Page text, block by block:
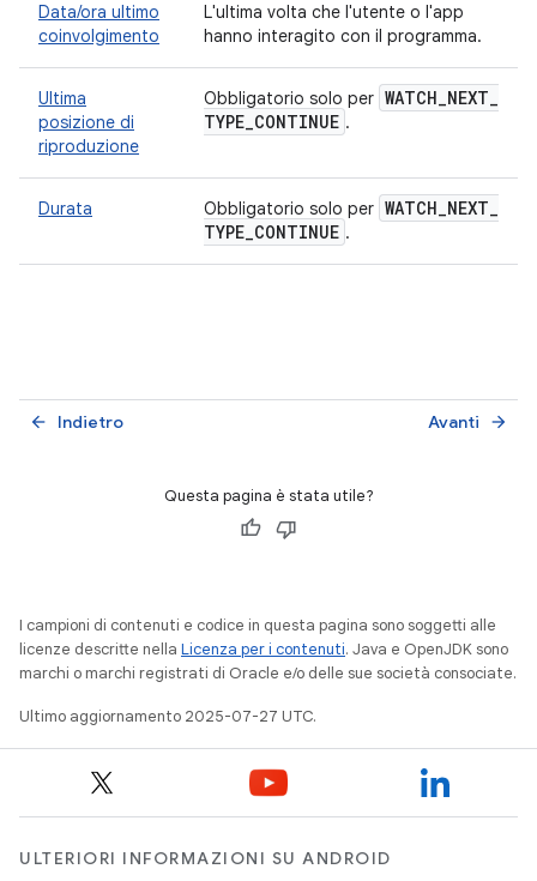
Data/ora ultimo
coinvolgimento
L'ultima volta che l'utente o l'app
hanno interagito con il programma.
Ultima
posizione di
riproduzione
Obbligatorio solo per WATCH_NEXT_
TYPE_CONTINUE .
Durata Obbligatorio solo per WATCH_NEXT_
TYPE_CONTINUE .
Indietro
arrow_back Avanti arrow_forward
Questa pagina è stata utile?
I campioni di contenuti e codice in questa pagina sono soggetti alle
licenze descritte nella Licenza per i contenuti. Java e OpenJDK sono
marchi o marchi registrati di Oracle e/o delle sue società consociate.
Ultimo aggiornamento 2025-07-27 UTC.
ULTERIORI INFORMAZIONI SU ANDROID